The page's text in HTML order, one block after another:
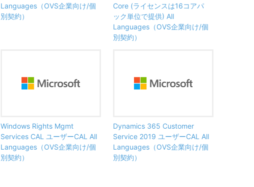
Languages（OVS企業向け/個
別契約）
Core (ライセンスは16コアパ
ック単位で提供) All
Languages（OVS企業向け/個
別契約）
Windows Rights Mgmt
Services CAL ユーザーCAL All
Languages（OVS企業向け/個
別契約）
Dynamics 365 Customer
Service 2019 ユーザーCAL All
Languages（OVS企業向け/個
別契約）